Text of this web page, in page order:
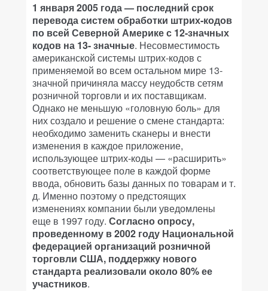
1 января 2005 года — последний срок
перевода систем обработки штрих-кодов
по всей Северной Америке с 12-значных
кодов на 13- значные. Несовместимость
американской системы штрих-кодов с
применяемой во всем остальном мире 13-
значной причиняла массу неудобств сетям
розничной торговли и их поставщикам.
Однако не меньшую «головную боль» для
них создало и решение о смене стандарта:
необходимо заменить сканеры и внести
изменения в каждое приложение,
использующее штрих-коды — «расширить»
соответствующее поле в каждой форме
ввода, обновить базы данных по товарам и т.
д. Именно поэтому о предстоящих
изменениях компании были уведомлены
еще в 1997 году. Согласно опросу,
проведенному в 2002 году Национальной
федерацией организаций розничной
торговли США, поддержку нового
стандарта реализовали около 80% ее
участников.